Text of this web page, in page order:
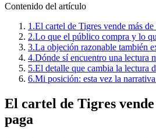
Contenido del artículo
1.El cartel de Tigres vende más de
2.Lo que el público compra y lo
3.La objeción razonable también
4.Dónde sí encuentro una lectura
5.El detalle que cambia la lectura
6.Mi posición: esta vez la
El cartel de Tigres vende
paga